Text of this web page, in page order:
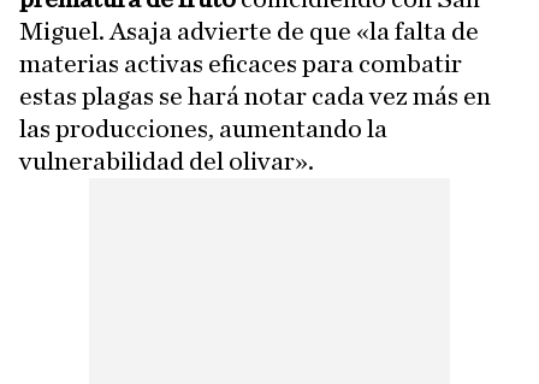
Miguel. Asaja advierte de que «la falta de
materias activas eficaces para combatir
estas plagas se hará notar cada vez más en
las producciones, aumentando la
vulnerabilidad del olivar».